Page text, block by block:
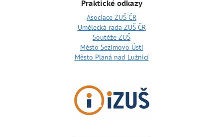
Praktické odkazy
Asociace ZUŠ ČR
Umělecká rada ZUŠ ČR
Soutěže ZUŠ
Město Sezimovo Ústí
Město Planá nad Lužnicí